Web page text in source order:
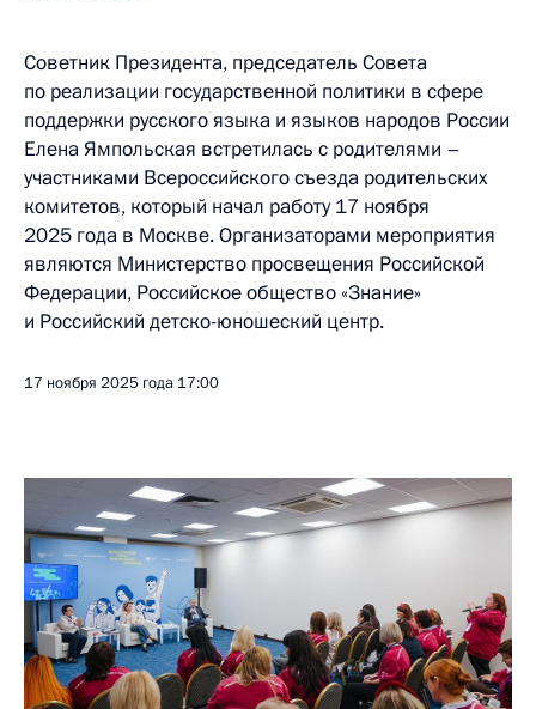
Советник Президента, председатель Совета
по реализации государственной политики в сфере
поддержки русского языка и языков народов России
Елена Ямпольская встретилась с родителями –
участниками Всероссийского съезда родительских
комитетов, который начал работу 17 ноября
2025 года в Москве. Организаторами мероприятия
являются Министерство просвещения Российской
Федерации, Российское общество «Знание»
и Российский детско-юношеский центр.
17 ноября 2025 года 17:00